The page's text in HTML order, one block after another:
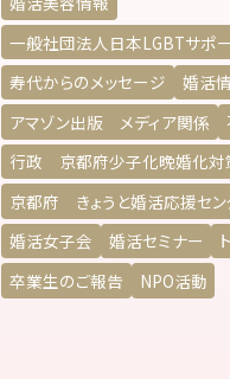
一般社団法人日本LGBTサポ
寿代からのメッセージ
婚活
アマゾン出版 メディア関係
行政 京都府少子化晩婚化対
京都府 きょうと婚活応援セン
婚活女子会
婚活セミナー
卒業生のご報告
NPO活動